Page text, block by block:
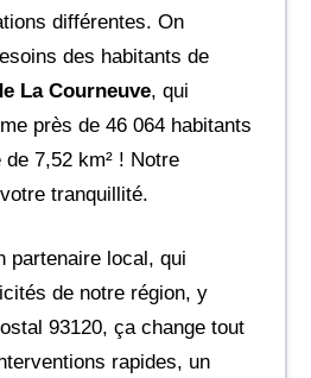
différentes. On
des habitants de
La Courneuve, qui
près de 46 064 habitants
7,52 km² ! Notre
tranquillité.
partenaire local, qui
de notre région, y
93120, ça change tout
rapides, un